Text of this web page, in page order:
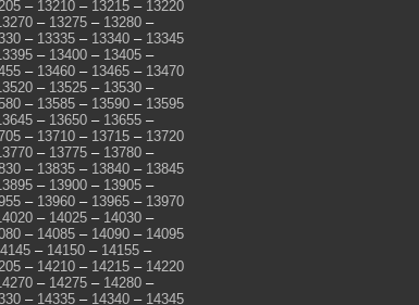
– 13210 – 13215 – 13220
– 13275 – 13280 –
– 13335 – 13340 – 13345
– 13400 – 13405 –
– 13460 – 13465 – 13470
– 13525 – 13530 –
– 13585 – 13590 – 13595
– 13650 – 13655 –
– 13710 – 13715 – 13720
– 13775 – 13780 –
– 13835 – 13840 – 13845
– 13900 – 13905 –
– 13960 – 13965 – 13970
– 14025 – 14030 –
– 14085 – 14090 – 14095
– 14150 – 14155 –
– 14210 – 14215 – 14220
– 14275 – 14280 –
– 14335 – 14340 – 14345